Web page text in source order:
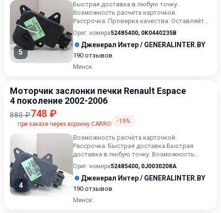
5
Быстрая доставка в любую точку.
Возможность расчета карточкой.
Рассрочка. Проверка качества. Оставляйте
сообщения ( или выбранный артикул) в...
Ориг. номера52485400, 0K0440235B
Дженерал Интер / GENERALINTER.BY
190 отзывов
Минск
Моторчик заслонки печки Renault Espace
4 поколение 2002-2006
880 ₽748 ₽
при заказе через корзину CARRO -15%
4
Возможность расчёта карточкой.
Рассрочка. Быстрая доставка.Быстрая
доставка в любую точку. Возможность
расчета карточкой. Рассрочка. Проверк...
Ориг. номера52485400, 0J0030208A
Дженерал Интер / GENERALINTER.BY
190 отзывов
Минск